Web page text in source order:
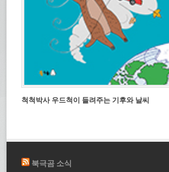
척척박사 우드척이 들려주는 기후와 날씨
북극곰 소식